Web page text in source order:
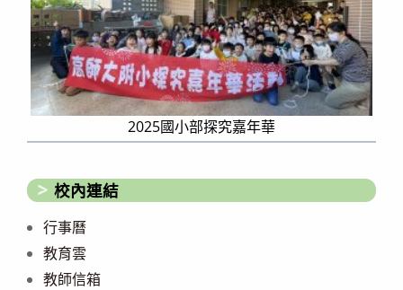
校內連結
行事曆
教育雲
教師信箱
2025國小部探究嘉年華